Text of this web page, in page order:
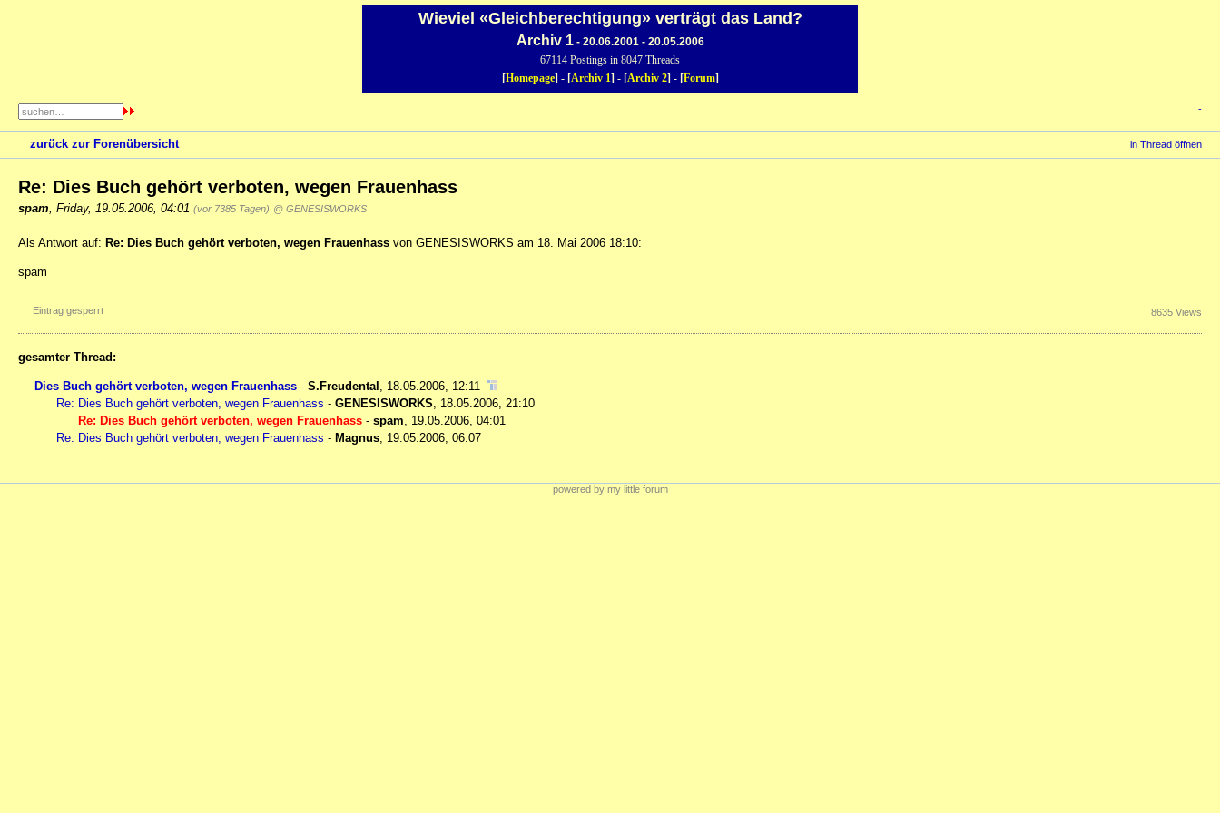
Wieviel «Gleichberechtigung» verträgt das Land?
Archiv 1- 20.06.2001 - 20.05.2006
67114 Postings in 8047 Threads
[Homepage] - [Archiv 1] - [Archiv 2] - [Forum]
-
zurück zur Forenübersicht in Thread öffnen
Re: Dies Buch gehört verboten, wegen Frauenhass
spam Friday, 19.05.2006, 04:01 (vor 7385 Tagen) @ GENESISWORKS
Als Antwort auf: Re: Dies Buch gehört verboten, wegen Frauenhass von GENESISWORKS am 18. Mai 2006 18:10:
spam
Eintrag gesperrt 8635 Views
gesamter Thread:
Dies Buch gehört verboten, wegen Frauenhass - S.Freudental , 18.05.2006, 12:11
Re: Dies Buch gehört verboten, wegen Frauenhass - GENESISWORKS, 18.05.2006, 21:10
Re: Dies Buch gehört verboten, wegen Frauenhass - spam, 19.05.2006, 04:01
Re: Dies Buch gehört verboten, wegen Frauenhass - Magnus, 19.05.2006, 06:07
powered by my little forum